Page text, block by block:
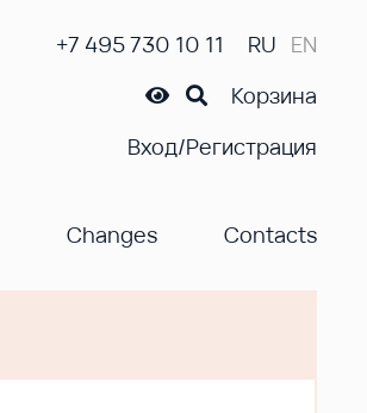
+7 495 730 10 11 RU EN
Корзина
Вход/Регистрация
Changes Contacts